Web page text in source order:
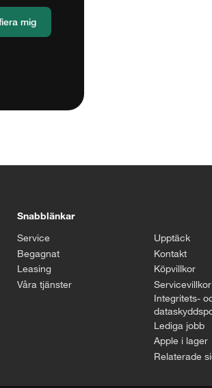
Snabblänkar
Service
Begagnat
Leasing
Våra tjänster
Upptäck
Kontakt
Köpvillkor
Servicevillkor
Integritets-
Lediga jobb
Apple i lager
Relaterade